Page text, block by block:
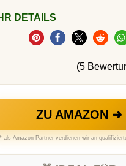
DETAILS
(5
ZU AMAZON ➜
* als Amazon-Partner verdienen wir an